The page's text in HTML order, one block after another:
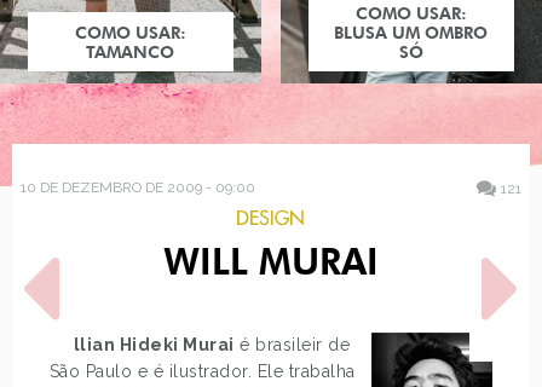
COMO USAR:
TAMANCO
COMO USAR:
BLUSA UM OMBRO
SÓ
10 DE DEZEMBRO DE 2009 - 09:00 121
DESIGN
WILL MURAI
Willian Hideki Murai é brasileir de
São Paulo e é ilustrador. Ele trabalha